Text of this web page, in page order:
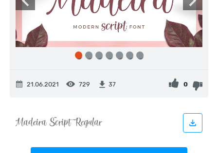
21.06.2021 729 37 0